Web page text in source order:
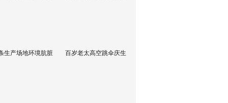
生产场地环境肮脏 百岁老太高空跳伞庆生